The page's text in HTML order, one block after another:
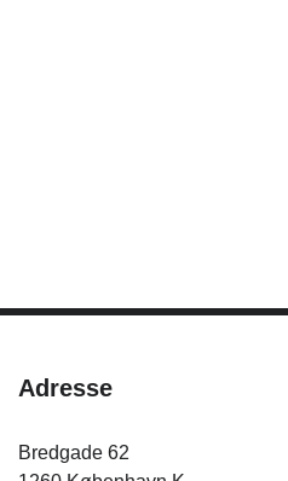
Adresse
Bredgade 62